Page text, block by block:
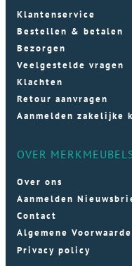
Klantenservice
Bestellen & betalen
Bezorgen
Veelgestelde vragen
Klachten
Retour aanvragen
Aanmelden zakelijke
OVER
Over ons
Aanmelden
Contact
Algemene
Privacy policy